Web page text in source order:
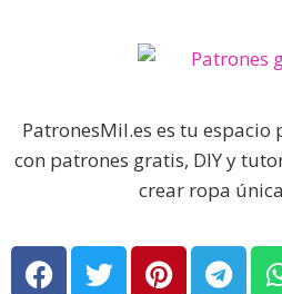
PatronesMil.es es tu
con patrones gratis, DIY y
crear ropa